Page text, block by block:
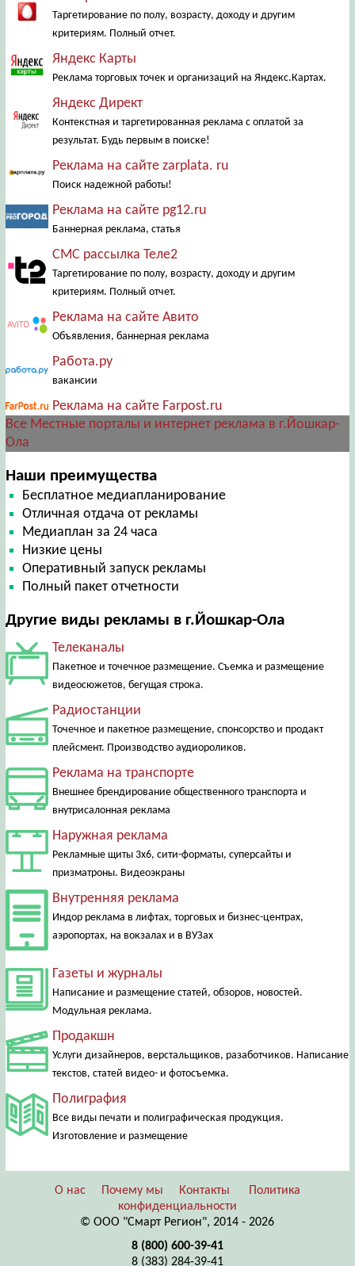
Таргетирование по полу, возрасту, доходу и другим
критериям. Полный отчет.
Яндекс Карты
Реклама торговых точек и организаций на Яндекс.Картах.
Яндекс Директ
Контекстная и таргетированная реклама с оплатой за
результат. Будь первым в поиске!
Реклама на сайте zarplata. ru
Поиск надежной работы!
Реклама на сайте pg12.ru
Баннерная реклама, статья
СМС рассылка Теле2
Таргетирование по полу, возрасту, доходу и другим
критериям. Полный отчет.
Реклама на сайте Авито
Объявления, баннерная реклама
Работа.ру
вакансии
Реклама на сайте Farpost.ru
Все Местные порталы и интернет реклама в г.Йошкар-
Ола
Наши преимущества
Бесплатное медиапланирование
Отличная отдача от рекламы
Медиаплан за 24 часа
Низкие цены
Оперативный запуск рекламы
Полный пакет отчетности
Другие виды рекламы в г.Йошкар-Ола
Телеканалы
Пакетное и точечное размещение. Съемка и размещение
видеосюжетов, бегущая строка.
Радиостанции
Точечное и пакетное размещение, спонсорство и продакт
плейсмент. Производство аудиороликов.
Реклама на транспорте
Внешнее брендирование общественного транспорта и
внутрисалонная реклама
Наружная реклама
Рекламные щиты 3х6, сити-форматы, суперсайты и
призматроны. Видеоэкраны
Внутренняя реклама
Индор реклама в лифтах, торговых и бизнес-центрах,
аэропортах, на вокзалах и в ВУЗах
Газеты и журналы
Написание и размещение статей, обзоров, новостей.
Модульная реклама.
Продакшн
Услуги дизайнеров, верстальщиков, разаботчиков. Написание
текстов, статей видео- и фотосъемка.
Полиграфия
Все виды печати и полиграфическая продукция.
Изготовление и размещение
О нас Почему мы Контакты
Политика
конфиденциальности
© ООО "Смарт Регион", 2014 - 2026
8 (800) 600-39-41
8 (383) 284-39-41